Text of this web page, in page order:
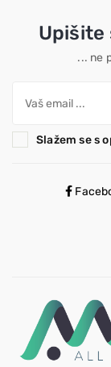
Upišite
... ne
Slažem se s